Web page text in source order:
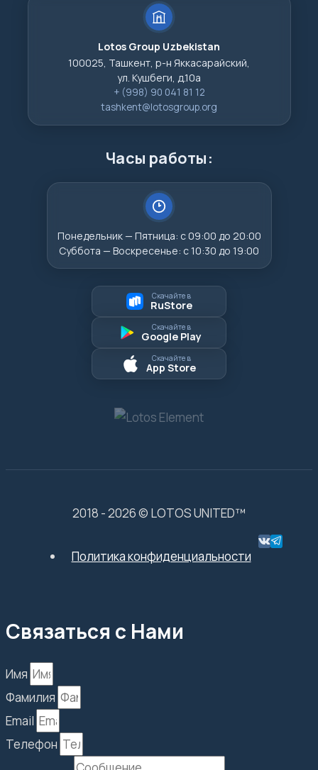
Lotos Group Uzbekistan
100025, Ташкент, р-н Яккасарайский,
ул. Кушбеги, д.10а
+ (998) 90 041 81 12
tashkent@lotosgroup.org
Часы работы:
Понедельник — Пятница: с 09:00 до 20:00
Суббота — Воскресенье: с 10:30 до 19:00
Скачайте в
RuStore
Скачайте в
Google Play
Скачайте в
App Store
2018 - 2026 © LOTOS UNITED™
Политика конфиденциальности
Связаться с Нами
Имя
Фамилия
Email
Телефон